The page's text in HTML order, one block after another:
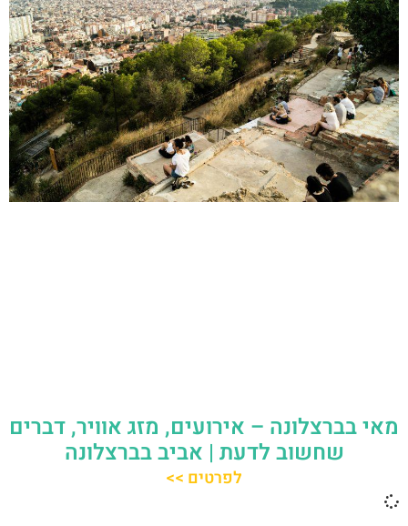
מאי בברצלונה – אירועים, מזג אוויר, דברים
שחשוב לדעת | אביב בברצלונה
לפרטים >>